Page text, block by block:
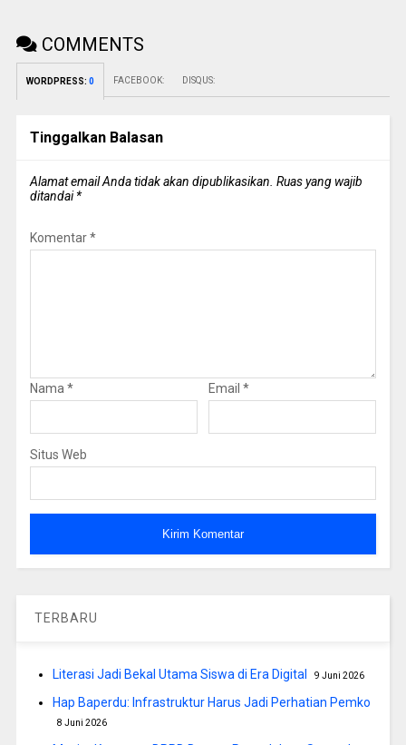
COMMENTS
WORDPRESS: 0 FACEBOOK: DISQUS:
Tinggalkan Balasan
Alamat email Anda tidak akan dipublikasikan. Ruas yang wajib
ditandai*
Komentar*
Nama * Email *
Situs Web
TERBARU
Literasi Jadi Bekal Utama Siswa di Era Digital 9 Juni 2026
Hap Baperdu: Infrastruktur Harus Jadi Perhatian Pemko
8 Juni 2026